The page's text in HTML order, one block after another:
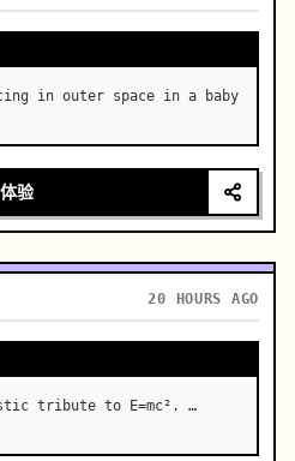
in outer space in a baby
验
20 HOURS AGO
tribute to E=mc². …